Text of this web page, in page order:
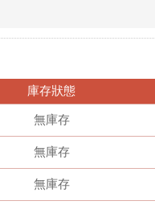
庫存狀態
無庫存
無庫存
無庫存